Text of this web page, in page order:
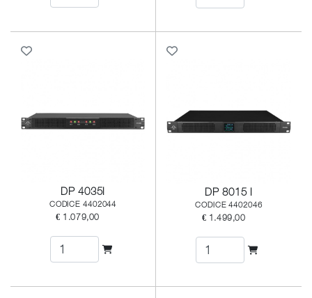
DP 4035I
CODICE 4402044
€ 1.079,00
DP 8015 I
CODICE 4402046
€ 1.499,00